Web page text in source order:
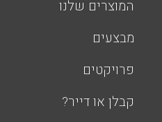
המוצרים שלנו
מבצעים
פרויקטים
קבלן או דייר?